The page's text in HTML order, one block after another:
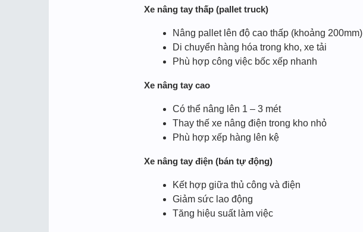
Xe nâng tay thấp (pallet truck)
Nâng pallet lên độ cao thấp (khoảng 200mm)
Di chuyển hàng hóa trong kho, xe tải
Phù hợp công việc bốc xếp nhanh
Xe nâng tay cao
Có thể nâng lên 1 – 3 mét
Thay thế xe nâng điện trong kho nhỏ
Phù hợp xếp hàng lên kệ
Xe nâng tay điện (bán tự động)
Kết hợp giữa thủ công và điện
Giảm sức lao động
Tăng hiệu suất làm việc